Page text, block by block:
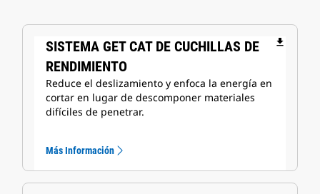
SISTEMA GET CAT DE CUCHILLAS DE
RENDIMIENTO
file_download
Reduce el deslizamiento y enfoca la energía en
cortar en lugar de descomponer materiales
difíciles de penetrar.
Más Información